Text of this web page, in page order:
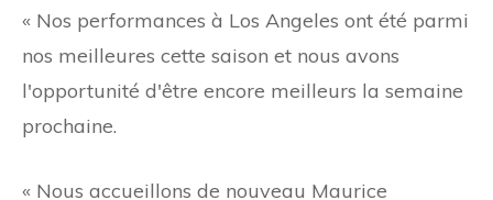
« Nos performances à Los Angeles ont été parmi
nos meilleures cette saison et nous avons
l'opportunité d'être encore meilleurs la semaine
prochaine.
« Nous accueillons de nouveau Maurice